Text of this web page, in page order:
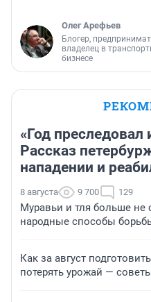
Олег Арефьев
Блогер,
владелец в
бизнесе
«Год преследовал
Рассказ
нападении и
8 августа 9 700 129
Муравьи и тля больше не
народные способы
Как за август
потерять урожай —